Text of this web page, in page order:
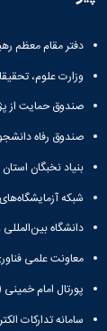
معاونت
تکمیلی
کمیته
منتخب
هیات
کمیته
ترفیع
شورای
فرهنگی
دانشکده
نامه
سمینارها
و
پایان
نامه
معاونت
آموزشی
صنایع
گروه
کامپیوتر
پژوهش
های
مهندسی
صنایع
سیستم
تولید
of
Stress
Analysis
دفتر
مهندسی
کامپیوتر
دفتر مقام معظم
وزارت علوم،
صندوق حمایت از
صندوق رفاه
بنیاد نخبگان
شبکه
دانشگاه بین‌المللی D-۸
معاونت علمی
پورتال امام خمینی
سامانه تدارکات